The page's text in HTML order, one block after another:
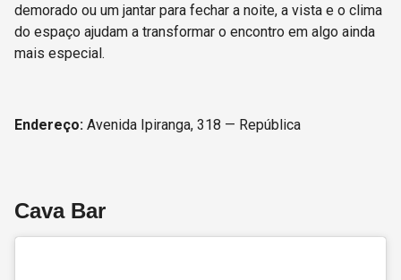
demorado ou um jantar para fechar a noite, a vista e o clima
do espaço ajudam a transformar o encontro em algo ainda
mais especial.
Endereço: Avenida Ipiranga, 318 — República
Cava Bar